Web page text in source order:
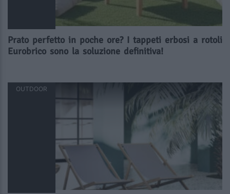
Prato perfetto in poche ore? I tappeti erbosi a rotoli
Eurobrico sono la soluzione definitiva!
OUTDOOR